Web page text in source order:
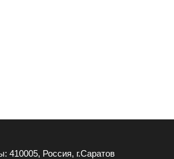
410005, Россия, г.Саратов